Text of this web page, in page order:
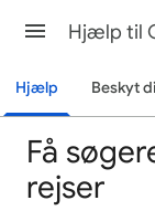
Hjælp til
Hjælp Beskyt
Få
rejser